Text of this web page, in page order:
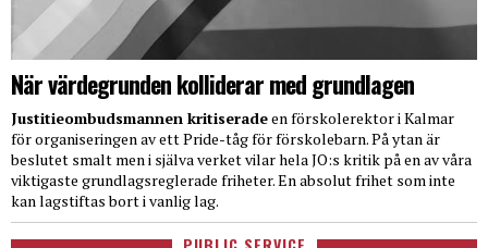
När värdegrunden kolliderar med grundlagen
Justitieombudsmannen kritiseradeen förskolerektor i Kalmar
för organiseringen av ett Pride-tåg för förskolebarn. På ytan är
beslutet smalt men i själva verket vilar hela JO:s kritik på en av våra
viktigaste grundlagsreglerade friheter. En absolut frihet som inte
kan lagstiftas bort i vanlig lag.